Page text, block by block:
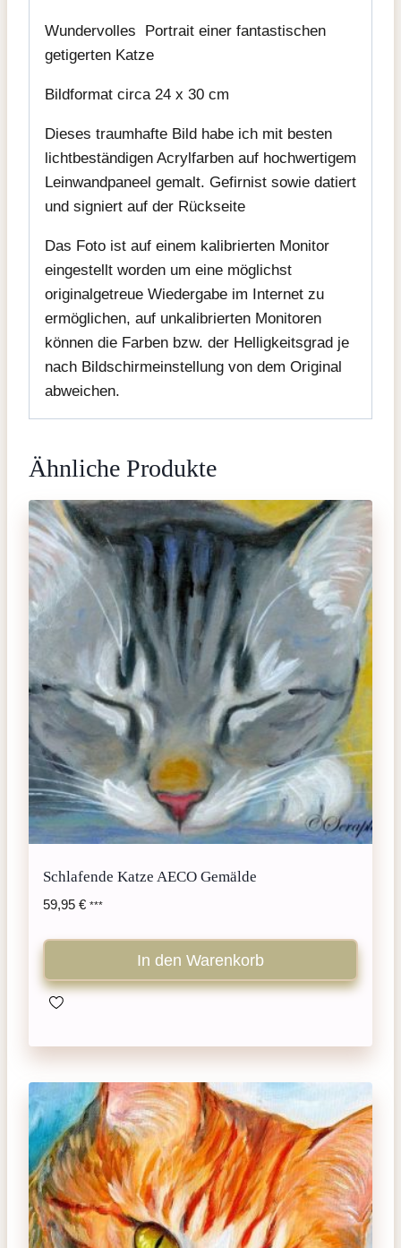
Wundervolles Portrait einer fantastischen
getigerten Katze
Bildformat circa 24 x 30 cm
Dieses traumhafte Bild habe ich mit besten
lichtbeständigen Acrylfarben auf hochwertigem
Leinwandpaneel gemalt. Gefirnist sowie datiert
und signiert auf der Rückseite
Das Foto ist auf einem kalibrierten Monitor
eingestellt worden um eine möglichst
originalgetreue Wiedergabe im Internet zu
ermöglichen, auf unkalibrierten Monitoren
können die Farben bzw. der Helligkeitsgrad je
nach Bildschirmeinstellung von dem Original
abweichen.
Ähnliche Produkte
Schlafende Katze AECO Gemälde
59,95 € ***
In den Warenkorb